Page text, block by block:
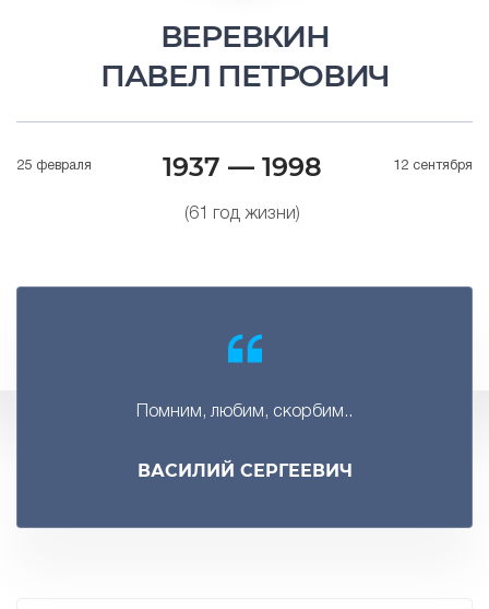
ВЕРЕВКИН
ПАВЕЛ ПЕТРОВИЧ
25 февраля 1937 — 1998
(61 год жизни)
12 сентября
Помним, любим, скорбим..
ВАСИЛИЙ СЕРГЕЕВИЧ